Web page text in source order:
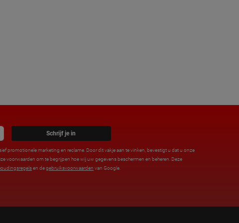
Schrijf je in
promotionele marketing en reclame. Door dit vakje aan te vinken, bevestigt u dat u onze
voorwaarden om te begrijpen hoe wij uw gegevens beschermen en beheren. Deze
en degebruiksvoorwaarden van Google.